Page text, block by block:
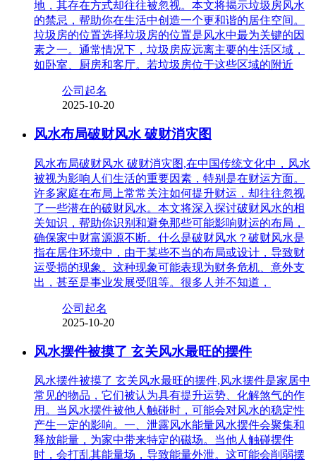
地，其存在方式却往往被忽视。本文将揭示垃圾房风水
的禁忌，帮助你在生活中创造一个更和谐的居住空间。
垃圾房的位置选择垃圾房的位置是风水中最为关键的因
素之一。通常情况下，垃圾房应远离主要的生活区域，
如卧室、厨房和客厅。若垃圾房位于这些区域的附近
公司起名
2025-10-20
风水布局破财风水 破财消灾图
风水布局破财风水 破财消灾图,在中国传统文化中，风水
被视为影响人们生活的重要因素，特别是在财运方面。
许多家庭在布局上常常关注如何提升财运，却往往忽视
了一些潜在的破财风水。本文将深入探讨破财风水的相
关知识，帮助你识别和避免那些可能影响财运的布局，
确保家中财富源源不断。什么是破财风水？破财风水是
指在居住环境中，由于某些不当的布局或设计，导致财
运受损的现象。这种现象可能表现为财务危机、意外支
出，甚至是事业发展受阻等。很多人并不知道，
公司起名
2025-10-20
风水摆件被摸了 玄关风水最旺的摆件
风水摆件被摸了 玄关风水最旺的摆件,风水摆件是家居中
常见的物品，它们被认为具有提升运势、化解煞气的作
用。当风水摆件被他人触碰时，可能会对风水的稳定性
产生一定的影响。一、泄露风水能量风水摆件会聚集和
释放能量，为家中带来特定的磁场。当他人触碰摆件
时，会打乱其能量场，导致能量外泄。这可能会削弱摆